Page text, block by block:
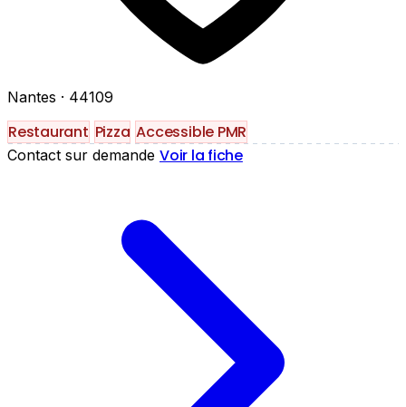
Nantes · 44109
Restaurant Pizza Accessible PMR
Contact sur demande Voir la fiche